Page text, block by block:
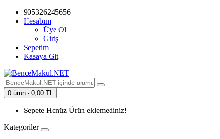
905326245656
Hesabım
Üye Ol
Giriş
Sepetim
Kasaya Git
0 ürün - 0,00 TL
Sepete Henüz Ürün eklemediniz!
Kategoriler